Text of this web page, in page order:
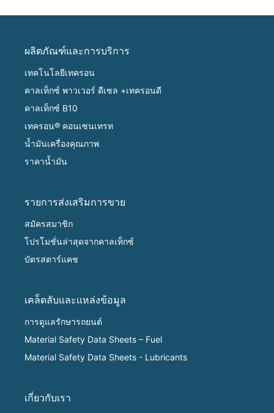
ผลิตภัณฑ์และการบริการ
เทคโนโลยีเทครอน
คาลเท็กซ์ พาวเวอร์ ดีเซล +เทครอนดี
คาลเท็กซ์ B10
เทครอน® คอนเซนเทรท
น้ำมันเครื่องคุณภาพ
ราคาน้ำมัน
รายการส่งเสริมการขาย
สมัครสมาชิก
โปรโมชั่นล่าสุดจากคาลเท็กซ์
บัตรสตาร์แคช
เคล็ดลับและแหล่งข้อมูล
การดูแลรักษารถยนต์
Material Safety Data Sheets – Fuel
Material Safety Data Sheets - Lubricants
เกี่ยวกับเรา